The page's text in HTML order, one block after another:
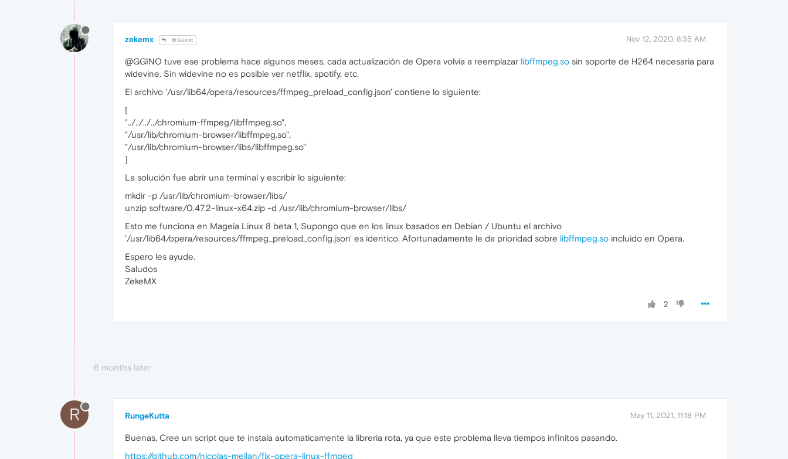
zekemx @Guest Nov 12, 2020, 8:35 AM
@GGINO tuve ese problema hace algunos meses, cada actualización de Opera volvía a reemplazar libffmpeg.so sin soporte de H264 necesaria para
widevine. Sin widevine no es posible ver netflix, spotify, etc.
El archivo '/usr/lib64/opera/resources/ffmpeg_preload_config.json' contiene lo siguiente:
[
"../../../../chromium-ffmpeg/libffmpeg.so",
"/usr/lib/chromium-browser/libffmpeg.so",
"/usr/lib/chromium-browser/libs/libffmpeg.so"
]
La solución fue abrir una terminal y escribir lo siguiente:
mkdir -p /usr/lib/chromium-browser/libs/
unzip software/0.47.2-linux-x64.zip -d /usr/lib/chromium-browser/libs/
Esto me funciona en Mageia Linux 8 beta 1, Supongo que en los linux basados en Debian / Ubuntu el archivo
'/usr/lib64/opera/resources/ffmpeg_preload_config.json' es identico. Afortunadamente le da prioridad sobre libffmpeg.so incluido en Opera.
Espero les ayude.
Saludos
ZekeMX
2
6 months later
R RungeKutta May 11, 2021, 11:18 PM
Buenas, Cree un script que te instala automaticamente la libreria rota, ya que este problema lleva tiempos infinitos pasando.
https://github.com/nicolas-meilan/fix-opera-linux-ffmpeg